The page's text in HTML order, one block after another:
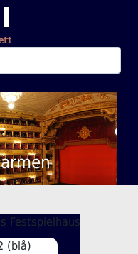
Festspielhaus
(blå)